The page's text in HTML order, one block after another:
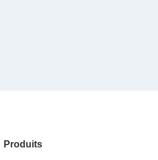
Produits